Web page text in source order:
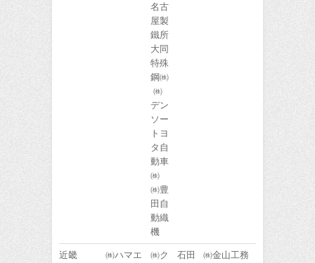
名古
屋製
鐵所
大同
特殊
鋼㈱
㈱
デン
ソー
トヨ
タ自
動車
㈱
㈱豊
田自
動織
機
近畿
㈱ハマエ
㈱ク
石田
㈱金山工務